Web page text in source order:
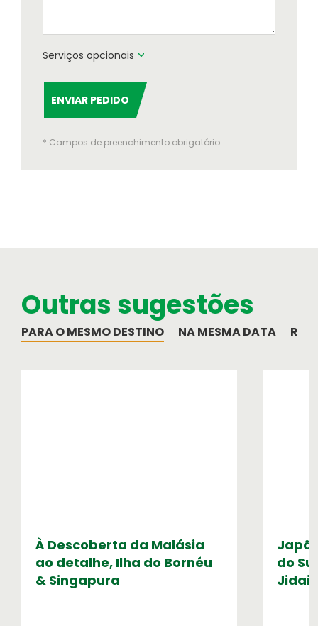
Serviços opcionais
ENVIAR PEDIDO
* Campos de preenchimento obrigatório
Outras sugestões
PARA O MESMO DESTINO NA MESMA DATA
À Descoberta da Malásia
ao detalhe, Ilha do Bornéu
& Singapura
do
Jidai